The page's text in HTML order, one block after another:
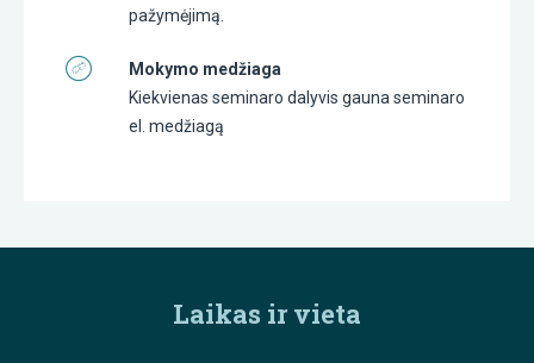
pažymėjimą.
Mokymo medžiaga
Kiekvienas seminaro dalyvis gauna seminaro
el. medžiagą
Laikas ir vieta